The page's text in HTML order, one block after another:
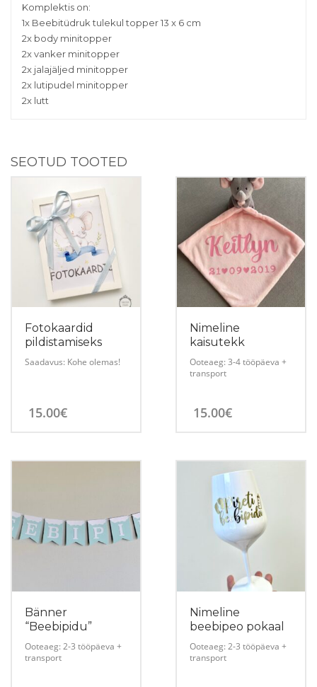
Komplektis on:
1x Beebitüdruk tulekul topper 13 x 6 cm
2x body minitopper
2x vanker minitopper
2x jalajäljed minitopper
2x lutipudel minitopper
2x lutt
SEOTUD TOOTED
Fotokaardid
pildistamiseks
Saadavus: Kohe olemas!
15.00€
Nimeline
kaisutekk
Ooteaeg: 3-4 tööpäeva +
transport
15.00€
Bänner
“Beebipidu”
Ooteaeg: 2-3 tööpäeva +
transport
Nimeline
beebipeo pokaal
Ooteaeg: 2-3 tööpäeva +
transport